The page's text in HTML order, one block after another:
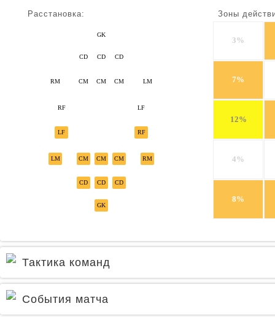
Расстановка:
GK
CD
CD
CM
CM
CM
RM
RF
CD
LM
LF
GK
CD
CD
LM CM
CM
CM
RF
CD
RM
LF
Зоны
3%
7%
12%
4%
8%
Тактика команд
События матча